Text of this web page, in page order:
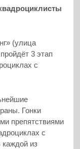
(улица
3 этап
с
Гонки
препятствиями
с
из